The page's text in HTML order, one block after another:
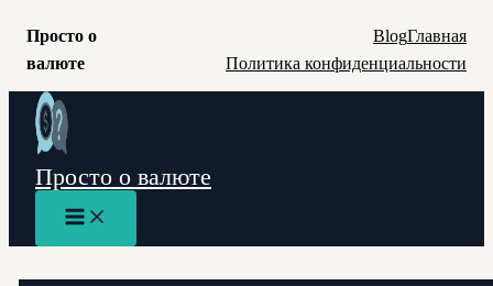
Просто о
валюте
BlogГлавная
Политика конфиденциальности
Перейти
содержимому
Просто о валюте
Main
Menu